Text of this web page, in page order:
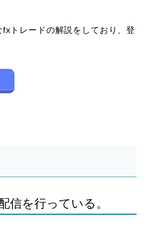
トレードの解説をしており、登
信を行っている。